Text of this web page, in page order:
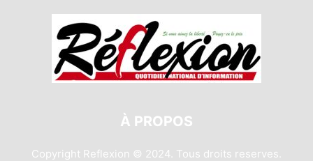
À PROPOS
Copyright Reflexion © 2024. Tous droits reserves.